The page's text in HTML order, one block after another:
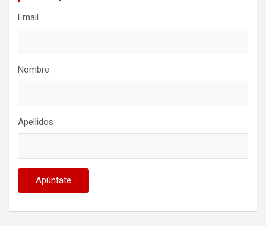
Email
Nombre
Apellidos